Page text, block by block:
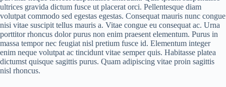
ultrices gravida dictum fusce ut placerat orci. Pellentesque diam
volutpat commodo sed egestas egestas. Consequat mauris nunc congue
nisi vitae suscipit tellus mauris a. Vitae congue eu consequat ac. Urna
porttitor rhoncus dolor purus non enim praesent elementum. Purus in
massa tempor nec feugiat nisl pretium fusce id. Elementum integer
enim neque volutpat ac tincidunt vitae semper quis. Habitasse platea
dictumst quisque sagittis purus. Quam adipiscing vitae proin sagittis
nisl rhoncus.